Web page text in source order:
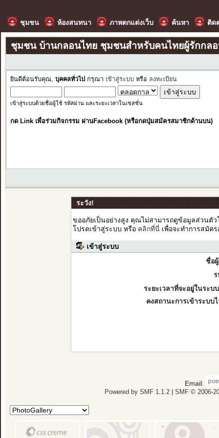
ชุมชน ห้องสนทนา ภาพตกแต่งเว็บ ค้นหา ติด
ชุมชน บ้านกลอนไทย ชุมชนสำหรับคนไทยผู้รักกล
ยินดีต้อนรับคุณ, บุคคลทั่วไป กรุณา เข้าสู่ระบบ หรือ ลงทะเบียน
เข้าสู่ระบบด้วยชื่อผู้ใช้ รหัสผ่าน และระยะเวลาในเซสชั่น
กด Link เพื่อร่วมกิจกรรม ผ่านFacebook (หรือกดปุ่มสมัครสมาชิกด้านบน)
ระวัง!
ขออภัยเป็นอย่างสูง คุณไม่สามารถดูข้อมูลส่วนตั
โปรดเข้าสู่ระบบ หรือ คลิกที่นี่เพื่อจะทำการสมัค
เข้าสู่ระบบ
ชื่อ
ระยะเวลาที่จะอยู่ในระบ
คงสถานะการเข้าระบบ
Email:
Powered by SMF 1.1.2| SMF © 2006-